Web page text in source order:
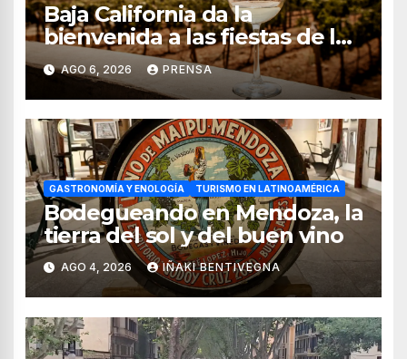
Baja California da la
bienvenida a las fiestas de la
vendimia 2026
AGO 6, 2026 PRENSA
GASTRONOMÍA Y ENOLOGÍA TURISMO EN LATINOAMÉRICA
Bodegueando en Mendoza, la
tierra del sol y del buen vino
AGO 4, 2026 IÑAKI BENTIVEGNA